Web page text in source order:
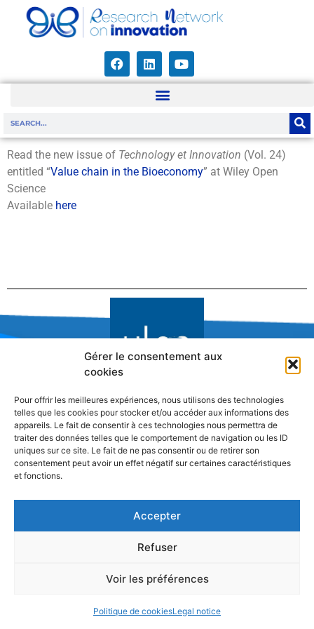
Gérer le consentement aux
cookies
Pour offrir les meilleures expériences, nous utilisons des technologies
telles que les cookies pour stocker et/ou accéder aux informations des
appareils. Le fait de consentir à ces technologies nous permettra de
traiter des données telles que le comportement de navigation ou les ID
uniques sur ce site. Le fait de ne pas consentir ou de retirer son
consentement peut avoir un effet négatif sur certaines caractéristiques
et fonctions.
Accepter
Refuser
Voir les préférences
Politique de cookiesLegal notice
Read the new issue of Technology et Innovation (Vol. 24)
entitled “Value chain in the Bioeconomy” at Wiley Open
Science
Available here
Research Network on Innovation